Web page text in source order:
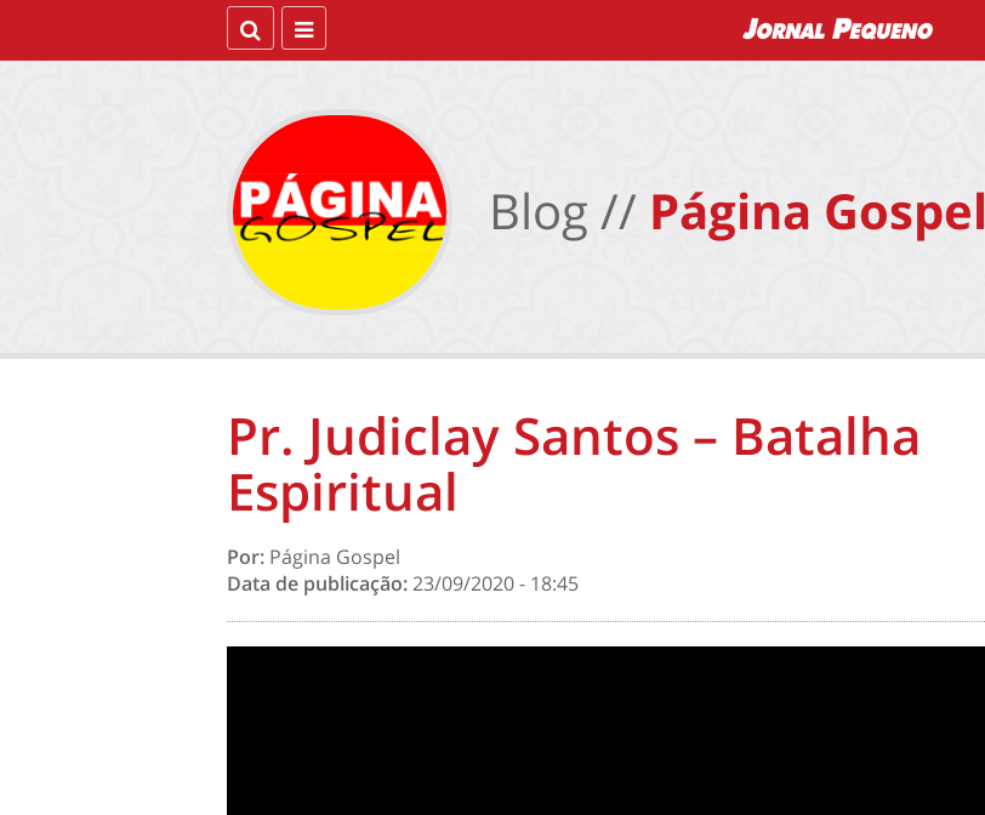
Blog // Página Gospel
Pr. Judiclay Santos – Batalha
Espiritual
Por: Página Gospel
Data de publicação:23/09/2020 - 18:45